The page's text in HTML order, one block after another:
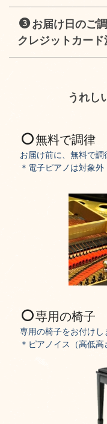
お届け日のご
クレジットカード
うれし
無料で調律
お届け前に、無料で調
＊電子ピアノは対象外
専用の椅子
専用の椅子をお付けし
＊ピアノイス（高低高